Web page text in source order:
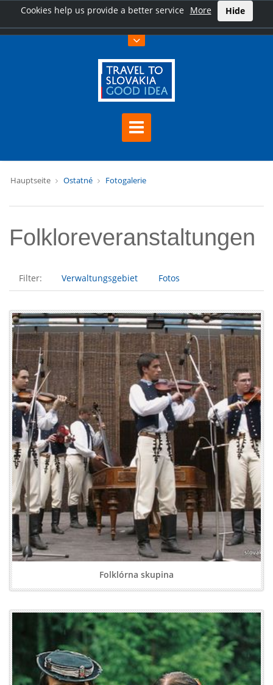
Cookies help us provide a better service More Hide
Hauptseite Ostatné Fotogalerie
Folkloreveranstaltungen
Filter: Verwaltungsgebiet Fotos
Folklórna skupina